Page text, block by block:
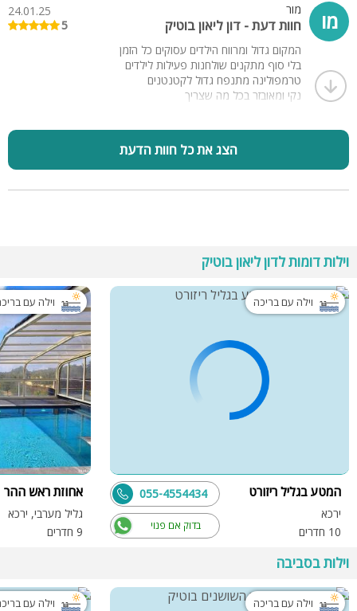
מו מור
חוות דעת - דון ליאון בוטיק
24.01.25
5
המקום גדול ומרווח הילדים עסוקים כל הזמן
בלי סוף מתקנים שולחנות פעילות לילדים
טרמפולינה מתנפח גדול לקטנטנים
נקי ומאובזר בכל מה שצריך
הצג את כל חוות הדעת
וילות דומות לדון ליאון בוטיק
וילה עם בריכה
המטע בגליל ריזורט
ירכא
10 חדרים
בדוק אם פנוי
055-4554434
וילה עם
אחוזת ראש ההר
גליל מערבי, ירכא
9 חדרים
וילות בסביבה
וילה עם בריכה וילה עם